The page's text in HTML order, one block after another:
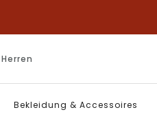
Herren
Bekleidung & Accessoires